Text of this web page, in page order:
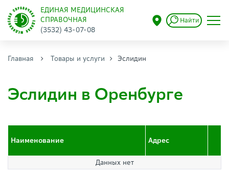
ЕДИНАЯ МЕДИЦИНСКАЯ
СПРАВОЧНАЯ
(3532) 43-07-08
Найти
Главная Товары и услуги Эслидин
Эслидин в Оренбурге
Наименование Адрес
Данных нет